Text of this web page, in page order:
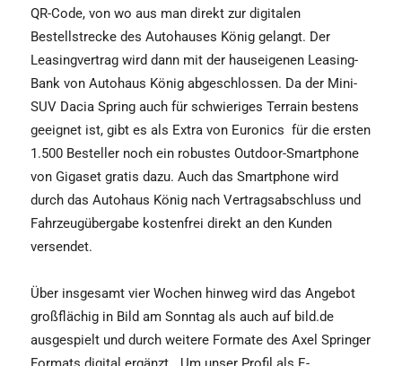
QR-Code, von wo aus man direkt zur digitalen
Bestellstrecke des Autohauses König gelangt. Der
Leasingvertrag wird dann mit der hauseigenen Leasing-
Bank von Autohaus König abgeschlossen. Da der Mini-
SUV Dacia Spring auch für schwieriges Terrain bestens
geeignet ist, gibt es als Extra von Euronics für die ersten
1.500 Besteller noch ein robustes Outdoor-Smartphone
von Gigaset gratis dazu. Auch das Smartphone wird
durch das Autohaus König nach Vertragsabschluss und
Fahrzeugübergabe kostenfrei direkt an den Kunden
versendet.
Über insgesamt vier Wochen hinweg wird das Angebot
großflächig in Bild am Sonntag als auch auf bild.de
ausgespielt und durch weitere Formate des Axel Springer